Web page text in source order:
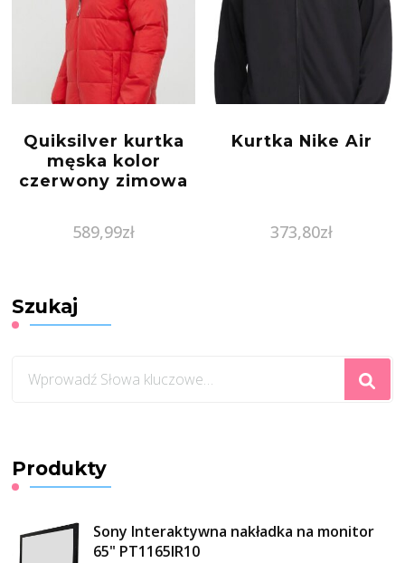
Quiksilver kurtka
męska kolor
czerwony zimowa
589,99zł
Kurtka Nike Air
373,80zł
Szukaj
czegoś?
Produkty
Sony Interaktywna nakładka na monitor
65" PT1165IR10